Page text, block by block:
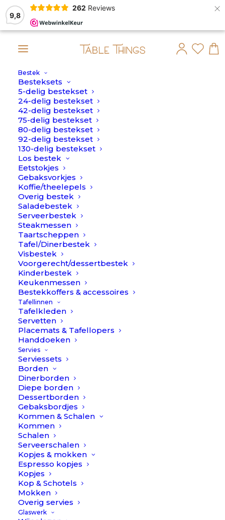
9,8
262 Reviews ×
Bestek
Besteksets
5-delig bestekset
24-delig bestekset
42-delig bestekset
75-delig bestekset
80-delig bestekset
92-delig bestekset
130-delig bestekset
Los bestek
Eetstokjes
Gebaksvorkjes
Koffie/theelepels
Overig bestek
Saladebestek
Serveerbestek
Steakmessen
Taartscheppen
Tafel/Dinerbestek
Visbestek
Voorgerecht/dessertbestek
Kinderbestek
Keukenmessen
Bestekkoffers & accessoires
Tafellinnen
Tafelkleden
Servetten
Placemats & Tafellopers
Handdoeken
Servies
Serviessets
Borden
Dinerborden
Diepe borden
Dessertborden
Gebaksbordjes
Kommen & Schalen
Kommen
Schalen
Serveerschalen
Kopjes & mokken
Espresso kopjes
Kopjes
Kop & Schotels
Mokken
Overig servies
Glaswerk
verstuurd.
Home > À la
À la
AANBIEDING!
Doosje 2 Layers - Parelmoer // À la
AANBIEDING!